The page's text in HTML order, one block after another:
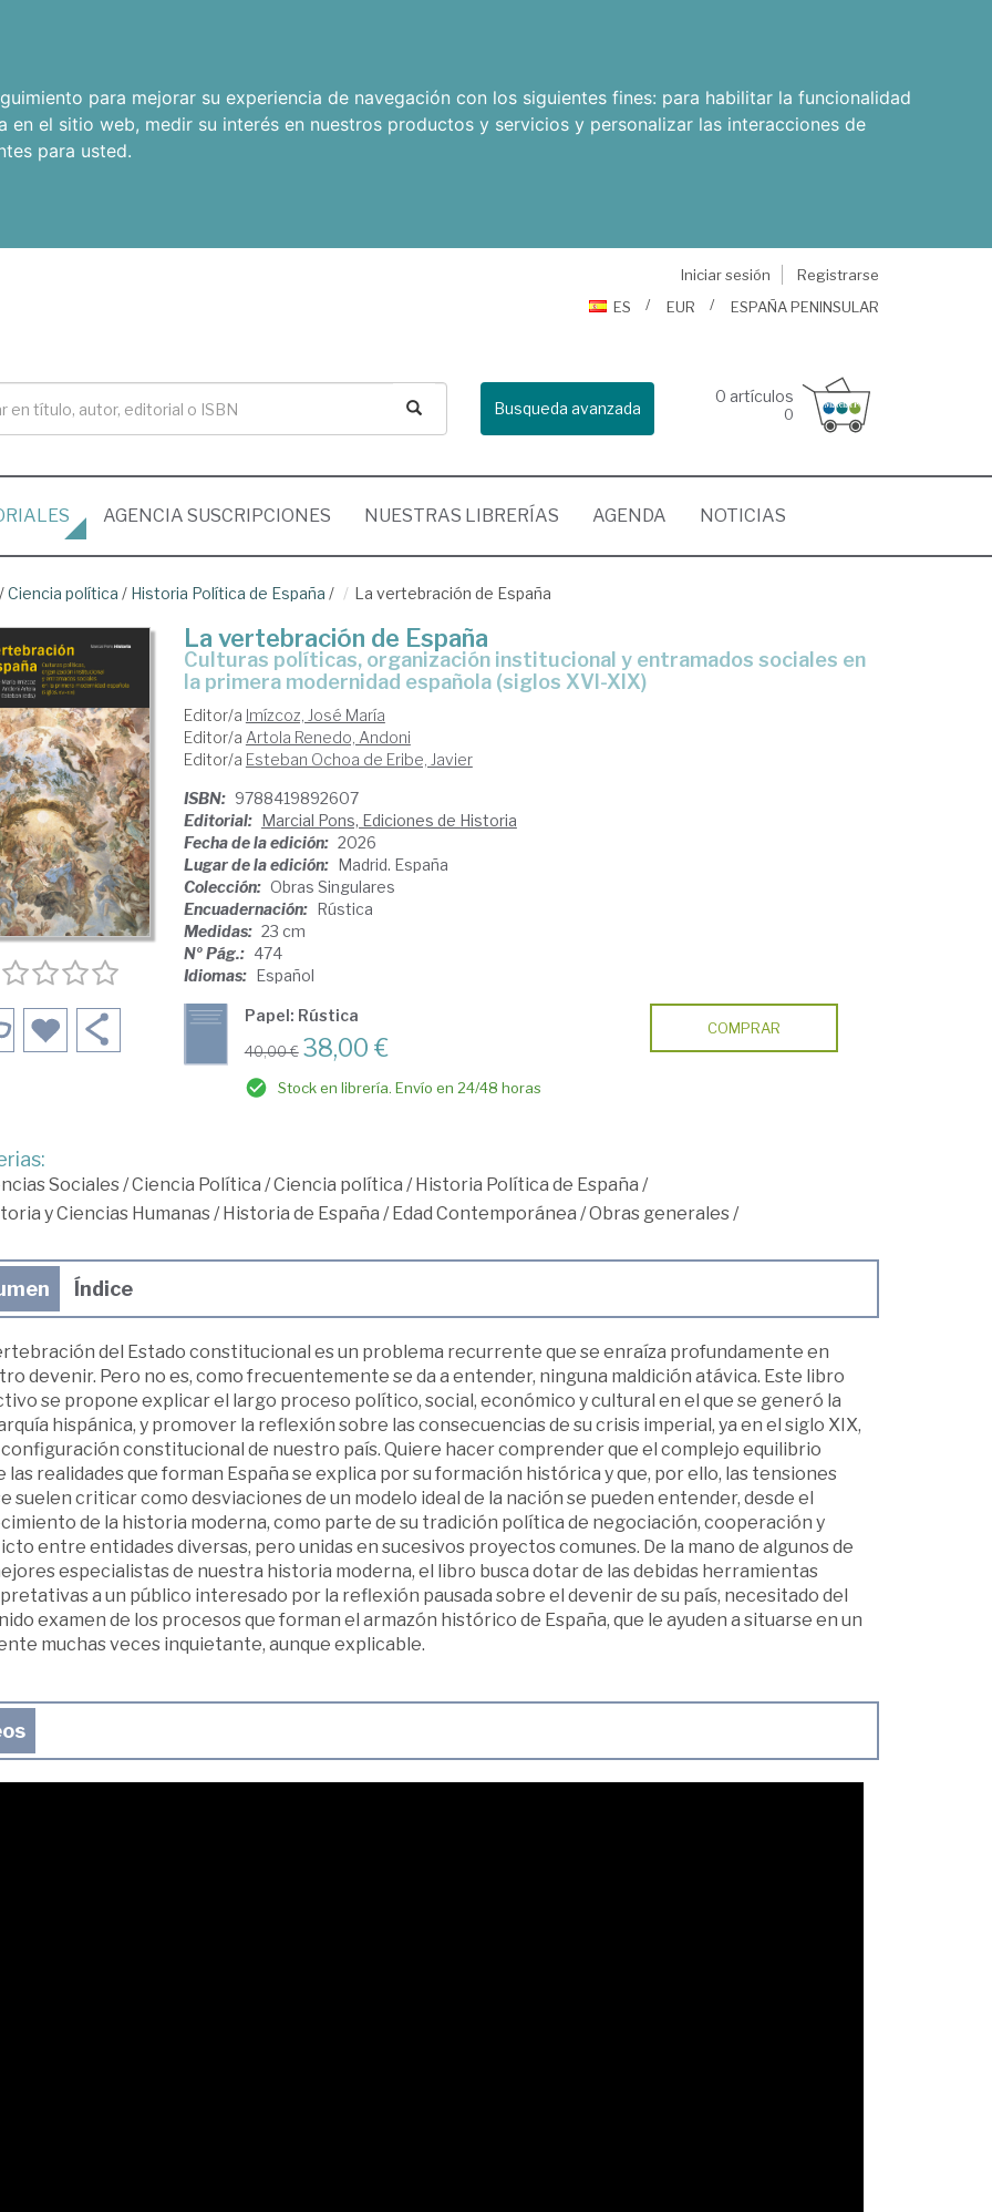
para mejorar su experiencia de navegación con los siguientes fines: para habilitar la funcionalidad
en el sitio web, medir su interés en nuestros productos y servicios y personalizar las interacciones de
para usted.
Iniciar sesión
Registrarse
ES
EUR ESPAÑA PENINSULAR
Busqueda avanzada
0 artículos
0
AGENCIA SUSCRIPCIONES NUESTRAS LIBRERÍAS AGENDA NOTICIAS
Ciencia política / Historia Política de España / La vertebración de España
La vertebración de España
Culturas políticas, organización institucional y entramados sociales en
la primera modernidad española (siglos XVI-XIX)
Editor/a Imízcoz, José María
Editor/a Artola Renedo, Andoni
Editor/a Esteban Ochoa de Eribe, Javier
ISBN: 9788419892607
Editorial: Marcial Pons, Ediciones de Historia
Fecha de la edición: 2026
Lugar de la edición: Madrid. España
Colección: Obras Singulares
Encuadernación: Rústica
Medidas: 23 cm
Nº Pág.: 474
Idiomas: Español
Papel: Rústica
40,00 € 38,00 €
Stock en librería. Envío en 24/48 horas
COMPRAR
Sociales/Ciencia Política /Ciencia política /Historia Política de España /
y Ciencias Humanas/Historia de España /Edad Contemporánea /Obras generales/
Índice
del Estado constitucional es un problema recurrente que se enraíza profundamente en
devenir. Pero no es, como frecuentemente se da a entender, ninguna maldición atávica. Este libro
se propone explicar el largo proceso político, social, económico y cultural en el que se generó la
hispánica, y promover la reflexión sobre las consecuencias de su crisis imperial, ya en el siglo XIX,
constitucional de nuestro país. Quiere hacer comprender que el complejo equilibrio
las realidades que forman España se explica por su formación histórica y que, por ello, las tensiones
suelen criticar como desviaciones de un modelo ideal de la nación se pueden entender, desde el
de la historia moderna, como parte de su tradición política de negociación, cooperación y
entre entidades diversas, pero unidas en sucesivos proyectos comunes. De la mano de algunos de
especialistas de nuestra historia moderna, el libro busca dotar de las debidas herramientas
a un público interesado por la reflexión pausada sobre el devenir de su país, necesitado del
examen de los procesos que forman el armazón histórico de España, que le ayuden a situarse en un
muchas veces inquietante, aunque explicable.